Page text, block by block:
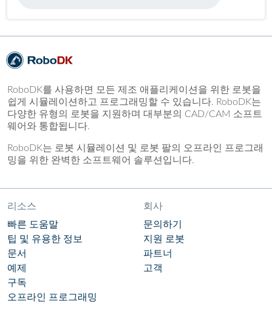
RoboDK를 사용하면 모든 제조 애플리케이션을 위한 로봇을
쉽게 시뮬레이션하고 프로그래밍할 수 있습니다. RoboDK는
다양한 유형의 로봇을 지원하며 대부분의 CAD/CAM 소프트
웨어와 통합됩니다.
RoboDK는 로봇 시뮬레이션 및 로봇 팔의 오프라인 프로그래
밍을 위한 완벽한 소프트웨어 솔루션입니다.
리소스
빠른 도움말
팁 및 유용한 정보
문서
예제
구독
오프라인 프로그래밍
회사
문의하기
지원 로봇
파트너
고객